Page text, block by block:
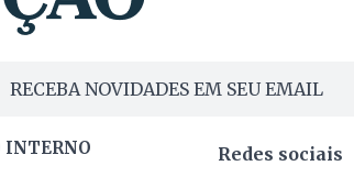
RECEBA NOVIDADES EM SEU EMAIL
INTERNO Redes sociais